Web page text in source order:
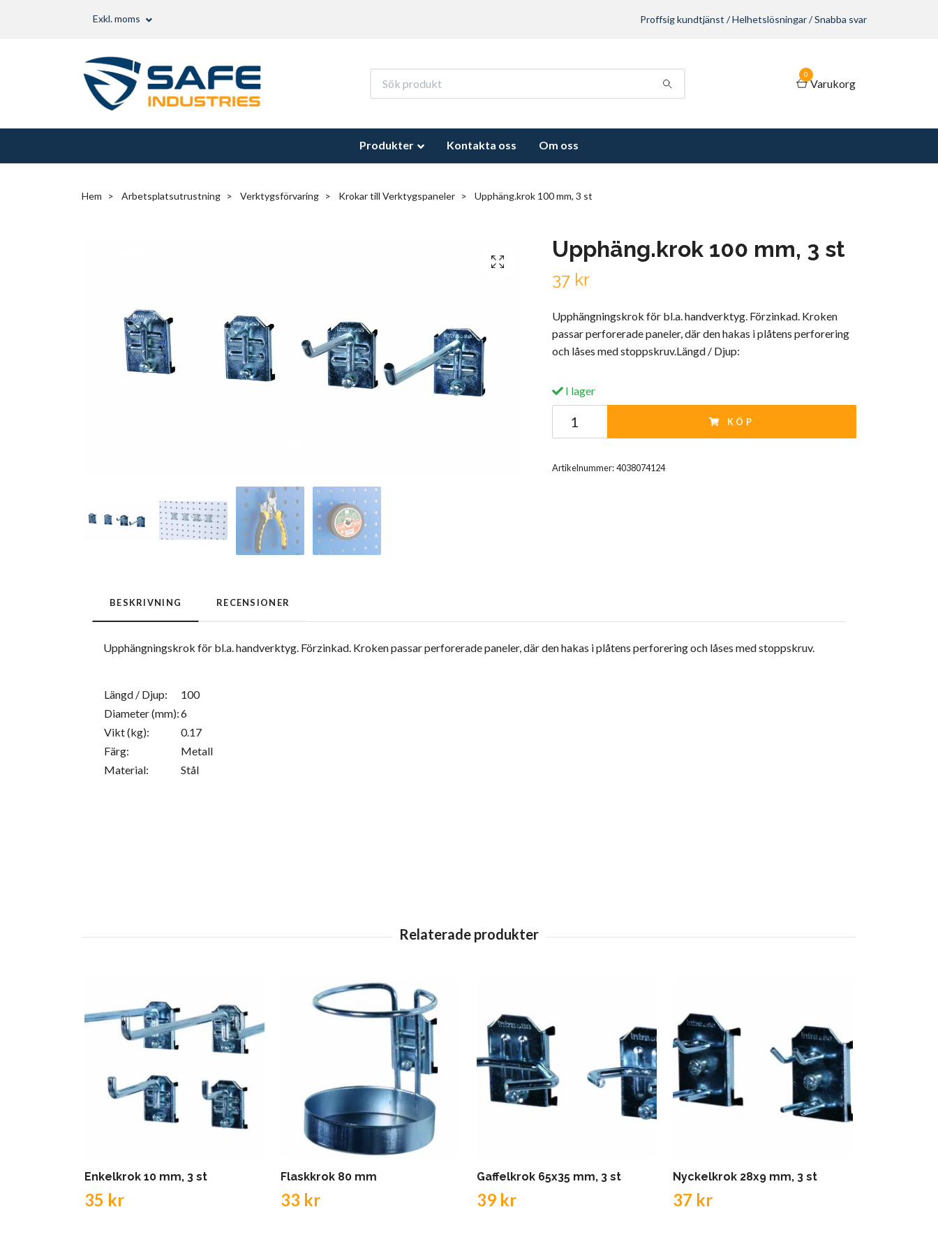
Exkl. moms Proffsig kundtjänst / Helhetslösningar / Snabba svar
0
Varukorg
Produkter Kontakta oss Om oss
Hem Arbetsplatsutrustning Verktygsförvaring Krokar till Verktygspaneler Upphäng.krok 100 mm, 3 st
Upphäng.krok 100 mm, 3 st
37 kr
Upphängningskrok för bl.a. handverktyg. Förzinkad. Kroken
passar perforerade paneler, där den hakas i plåtens perforering
och låses med stoppskruv.Längd / Djup:
I lager
KÖP
Artikelnummer:4038074124
BESKRIVNING RECENSIONER
Upphängningskrok för bl.a. handverktyg. Förzinkad. Kroken passar perforerade paneler, där den hakas i plåtens perforering och låses med stoppskruv.
Längd / Djup:
100
Diameter (mm):6
Vikt (kg):
0.17
Färg:
Metall
Material:
Stål
Enkelkrok 10 mm, 3 st
35 kr
Flaskkrok 80 mm
33 kr
Gaffelkrok 65x35 mm, 3 st
39 kr
Nyckelkrok 28x9 mm, 3 st
37 kr